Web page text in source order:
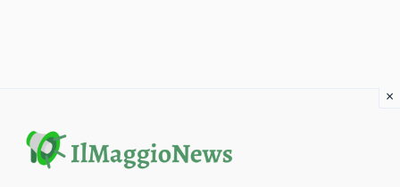
content
×